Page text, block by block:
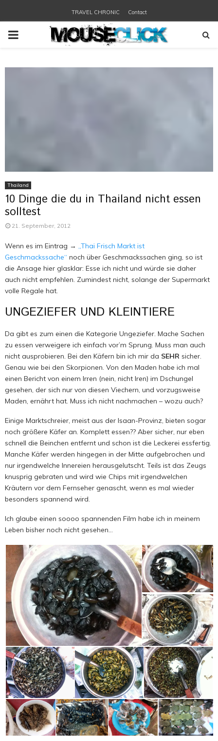
TRAVEL CHRONIC Contact
PRIMARY
Thailand
10 Dinge die du in Thailand nicht essen
solltest
21. September, 2012
Wenn es im Eintrag → „Thai Frisch Markt ist
Geschmackssache“ noch über Geschmackssachen ging, so ist
die Ansage hier glasklar: Esse ich nicht und würde sie daher
auch nicht empfehlen. Zumindest nicht, solange der Supermarkt
volle Regale hat.
UNGEZIEFER UND KLEINTIERE
Da gibt es zum einen die Kategorie Ungeziefer. Mache Sachen
zu essen verweigere ich einfach vor’m Sprung. Muss man auch
nicht ausprobieren. Bei den Käfern bin ich mir da SEHR sicher.
Genau wie bei den Skorpionen. Von den Maden habe ich mal
einen Bericht von einem Irren (nein, nicht Iren) im Dschungel
gesehen, der sich nur von diesen Viechern, und vorzugsweise
Maden, ernährt hat. Muss ich nicht nachmachen – wozu auch?
Einige Marktschreier, meist aus der Isaan-Provinz, bieten sogar
noch größere Käfer an. Komplett essen?? Aber sicher, nur eben
schnell die Beinchen entfernt und schon ist die Leckerei essfertig.
Manche Käfer werden hingegen in der Mitte aufgebrochen und
nur irgendwelche Innereien herausgelutscht. Teils ist das Zeugs
knusprig gebraten und wird wie Chips mit irgendwelchen
Kräutern vor dem Fernseher genascht, wenn es mal wieder
besonders spannend wird.
Ich glaube einen soooo spannenden Film habe ich in meinem
Leben bisher noch nicht gesehen…